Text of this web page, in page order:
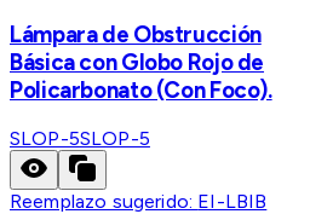
Lámpara de Obstrucción
Básica con Globo Rojo de
Policarbonato (Con Foco).
SLOP-5SLOP-5
Reemplazo sugerido: EI-LBIB